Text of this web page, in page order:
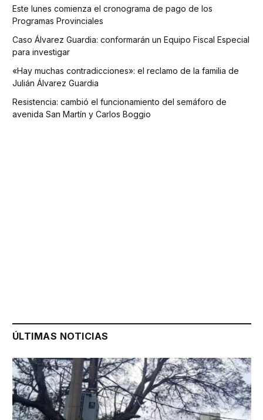
Este lunes comienza el cronograma de pago de los
Programas Provinciales
Caso Álvarez Guardia: conformarán un Equipo Fiscal Especial
para investigar
«Hay muchas contradicciones»: el reclamo de la familia de
Julián Álvarez Guardia
Resistencia: cambió el funcionamiento del semáforo de
avenida San Martín y Carlos Boggio
ÚLTIMAS NOTICIAS